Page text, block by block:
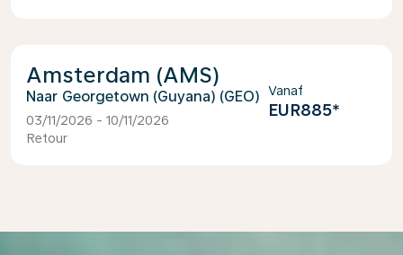
Amsterdam (AMS)
Georgetown (Guyana) (GEO)
03/11/2026 - 10/11/2026
Retour
Vanaf
EUR885*